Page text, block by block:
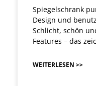
Spiegelschrank
Design und
Schlicht, schön
Features – das
WEITERLESEN >>